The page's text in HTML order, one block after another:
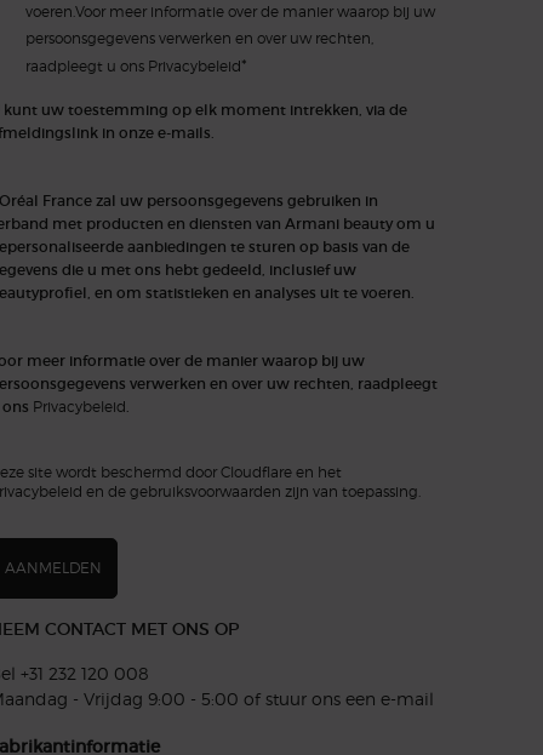
voeren.Voor meer informatie over de manier waarop bij uw
persoonsgegevens verwerken en over uw rechten,
raadpleegt u ons Privacybeleid*
kunt uw toestemming op elk moment intrekken, via de
in onze e-mails.
France zal uw persoonsgegevens gebruiken in
met producten en diensten van Armani beauty om u
aanbiedingen te sturen op basis van de
die u met ons hebt gedeeld, inclusief uw
en om statistieken en analyses uit te voeren.
meer informatie over de manier waarop bij uw
verwerken en over uw rechten, raadpleegt
ons Privacybeleid
site wordt beschermd door Cloudflare en het
en de gebruiksvoorwaarden zijn van toepassing.
AANMELDEN
CONTACT MET ONS OP
+31 232 120 008​
- Vrijdag 9:00 - 5:00 of stuur ons een e-mail